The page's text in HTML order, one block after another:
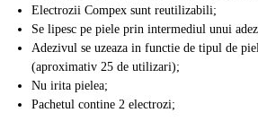
Electrozii Compex sunt reutilizabili;
Se lipesc pe piele prin intermediul unui
Adezivul se uzeaza in functie de tipul de
(aproximativ 25 de utilizari);
Nu irita pielea;
Pachetul contine 2 electrozi;